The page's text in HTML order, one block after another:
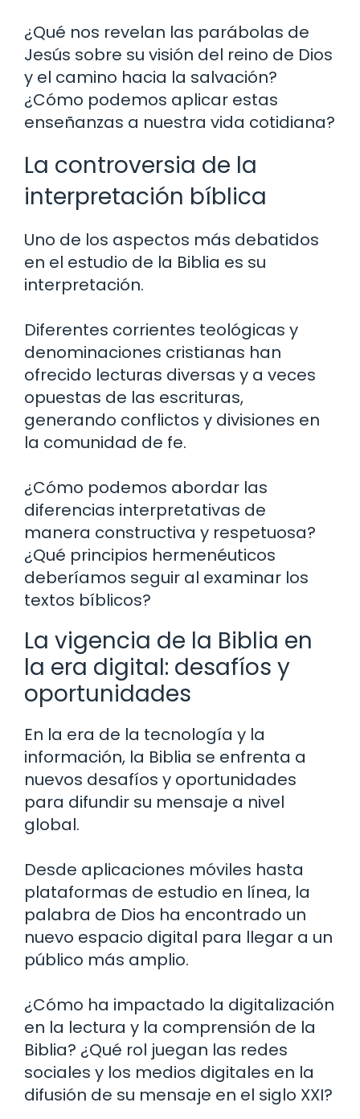
¿Qué nos revelan las parábolas de
Jesús sobre su visión del reino de Dios
y el camino hacia la salvación?
¿Cómo podemos aplicar estas
enseñanzas a nuestra vida cotidiana?
La controversia de la
interpretación bíblica
Uno de los aspectos más debatidos
en el estudio de la Biblia es su
interpretación.
Diferentes corrientes teológicas y
denominaciones cristianas han
ofrecido lecturas diversas y a veces
opuestas de las escrituras,
generando conflictos y divisiones en
la comunidad de fe.
¿Cómo podemos abordar las
diferencias interpretativas de
manera constructiva y respetuosa?
¿Qué principios hermenéuticos
deberíamos seguir al examinar los
textos bíblicos?
La vigencia de la Biblia en
la era digital: desafíos y
oportunidades
En la era de la tecnología y la
información, la Biblia se enfrenta a
nuevos desafíos y oportunidades
para difundir su mensaje a nivel
global.
Desde aplicaciones móviles hasta
plataformas de estudio en línea, la
palabra de Dios ha encontrado un
nuevo espacio digital para llegar a un
público más amplio.
¿Cómo ha impactado la digitalización
en la lectura y la comprensión de la
Biblia? ¿Qué rol juegan las redes
sociales y los medios digitales en la
difusión de su mensaje en el siglo XXI?